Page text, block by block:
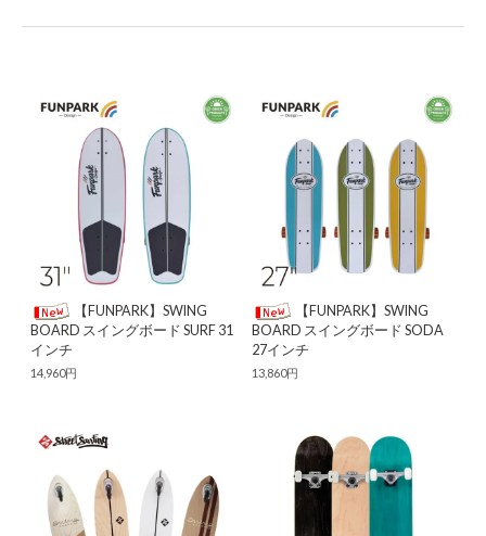
【FUNPARK】SWING
BOARD スイングボード SURF 31
インチ
14,960円
【FUNPARK】SWING
BOARD スイングボード SODA
27インチ
13,860円